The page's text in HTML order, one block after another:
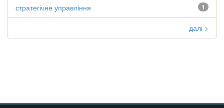
1
стратегічне управління
далі >